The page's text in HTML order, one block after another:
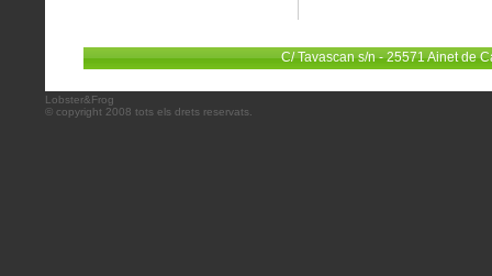
C/ Tavascan s/n - 25571 Ainet de
Lobster&Frog
© copyright 2008 tots els drets reservats.